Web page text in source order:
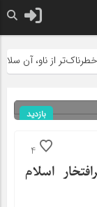
خطرناک‌تر از ناو، آن
بازدید
4
اسلام